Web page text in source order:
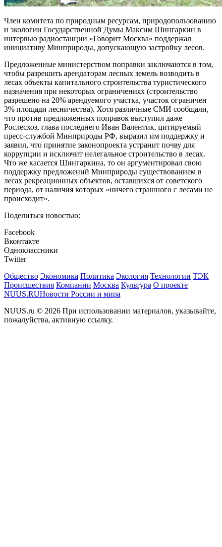
Член комитета по природным ресурсам, природопользованию
и экологии Государственной Думы Максим Шингаркин в
интервью радиостанции «Говорит Москва» поддержал
инициативу Минприроды, допускающую застройку лесов.
Предложенные министерством поправки заключаются в том,
чтобы разрешить арендаторам лесных земель возводить в
лесах объекты капитального строительства туристического
назначения при некоторых ограничениях (строительство
разрешено на 20% арендуемого участка, участок ограничен
3% площади лесничества). Хотя различные СМИ сообщали,
что против предложенных поправок выступил даже
Рослесхоз, глава последнего Иван Валентик, цитируемый
пресс-службой Минприроды РФ, выразил им поддержку и
заявил, что принятие законопроекта устранит почву для
коррупции и исключит нелегальное строительство в лесах.
Что же касается Шингаркина, то он аргументировал свою
поддержку предложений Минприроды существованием в
лесах рекреационных объектов, оставшихся от советского
периода, от наличия которых «ничего страшного с лесами не
происходит».
Поделиться новостью:
Facebook
Вконтакте
Одноклассники
Twitter
Общество Экономика Политика Экология Технологии ТЭК
Происшествия Компании Москва Культура О проекте
NUUS.RUНовости России и мира
NUUS.ru © 2026 При использовании материалов, указывайте,
пожалуйства, активную ссылку.